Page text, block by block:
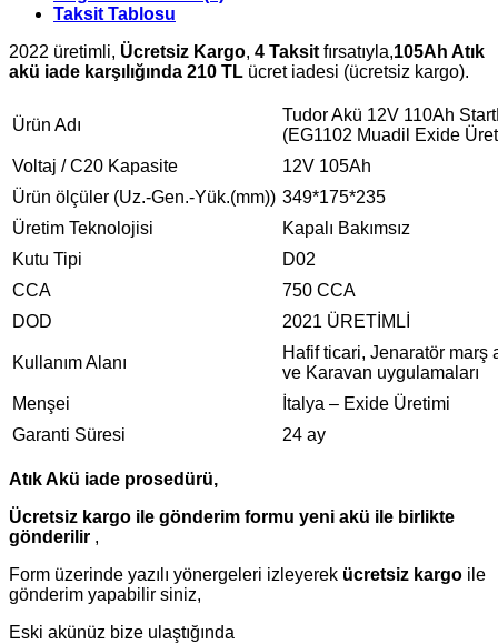
Taksit Tablosu
2022 üretimli, Ücretsiz Kargo, 4 Taksit fırsatıyla,105Ah Atık
akü iade karşılığında 210 TL ücret iadesi (ücretsiz kargo).
Ürün Adı
Tudor Akü 12V 110Ah
(EG1102 Muadil Exide
Voltaj / C20 Kapasite
12V 105Ah
Ürün ölçüler (Uz.-Gen.-Yük.(mm)) 349*175*235
Üretim Teknolojisi
Kapalı Bakımsız
Kutu Tipi
D02
CCA
750 CCA
DOD
2021 ÜRETİMLİ
Kullanım Alanı
Hafif ticari, Jenaratör marş
ve Karavan uygulamaları
Menşei
İtalya – Exide Üretimi
Garanti Süresi
24 ay
Atık Akü iade prosedürü,
Ücretsiz kargo ile gönderim formu yeni akü ile birlikte
gönderilir ,
Form üzerinde yazılı yönergeleri izleyerek ücretsiz kargo ile
gönderim yapabilir siniz,
Eski akünüz bize ulaştığında